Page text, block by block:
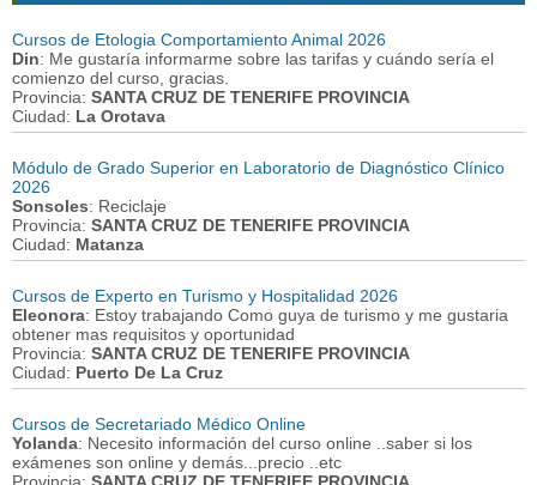
Cursos de Etologia Comportamiento Animal 2026
Din: Me gustaría informarme sobre las tarifas y cuándo sería el
comienzo del curso, gracias.
Provincia: SANTA CRUZ DE TENERIFE PROVINCIA
Ciudad: La Orotava
Módulo de Grado Superior en Laboratorio de Diagnóstico Clínico
2026
Sonsoles: Reciclaje
Provincia: SANTA CRUZ DE TENERIFE PROVINCIA
Ciudad: Matanza
Cursos de Experto en Turismo y Hospitalidad 2026
Eleonora: Estoy trabajando Como guya de turismo y me gustaria
obtener mas requisitos y oportunidad
Provincia: SANTA CRUZ DE TENERIFE PROVINCIA
Ciudad: Puerto De La Cruz
Cursos de Secretariado Médico Online
Yolanda: Necesito información del curso online ..saber si los
exámenes son online y demás...precio ..etc